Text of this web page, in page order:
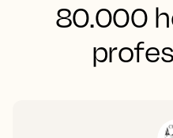
80.000